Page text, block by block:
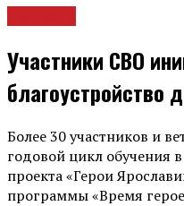
Участники СВО
благоустройство
Более 30 участников и
годовой цикл обучения
проекта «Герои
программы «Время